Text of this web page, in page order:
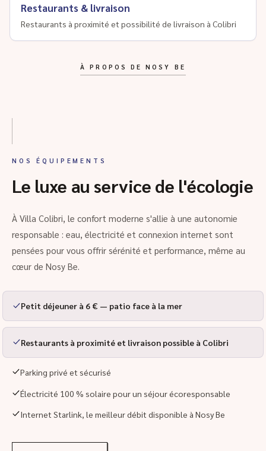
Restaurants & livraison
Restaurants à proximité et possibilité de livraison à Colibri
À PROPOS DE NOSY BE
NOS ÉQUIPEMENTS
Le luxe au service de l'écologie
À Villa Colibri, le confort moderne s'allie à une autonomie
responsable : eau, électricité et connexion internet sont
pensées pour vous offrir sérénité et performance, même au
cœur de Nosy Be.
Petit déjeuner à 6 € — patio face à la mer
Restaurants à proximité et livraison possible à Colibri
Parking privé et sécurisé
Électricité 100 % solaire pour un séjour écoresponsable
Internet Starlink, le meilleur débit disponible à Nosy Be